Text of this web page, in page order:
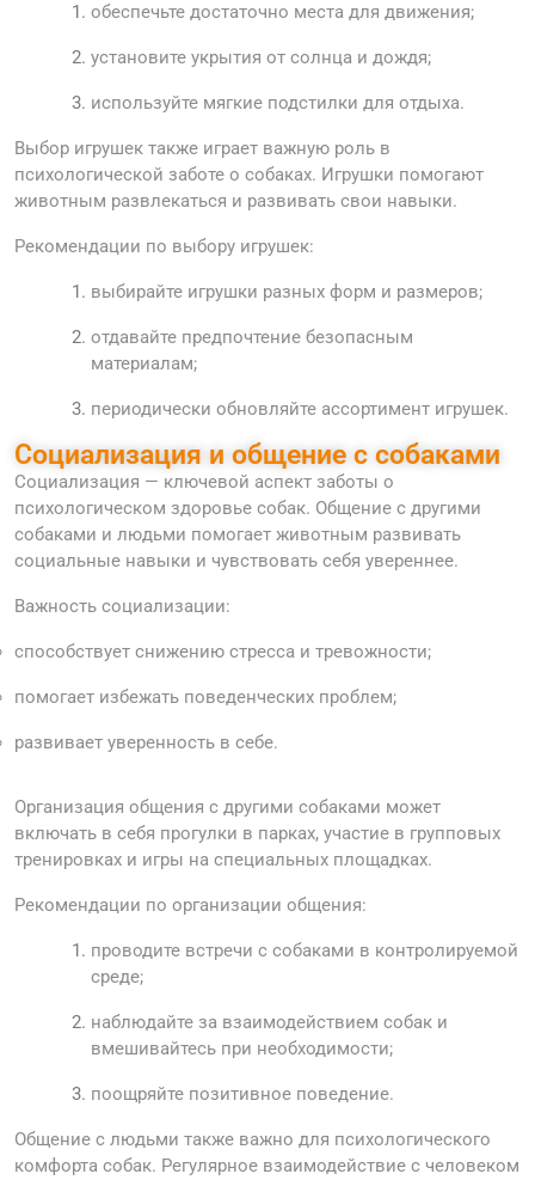
обеспечьте достаточно места для движения;
установите укрытия от солнца и дождя;
используйте мягкие подстилки для отдыха.
Выбор игрушек также играет важную роль в
психологической заботе о собаках. Игрушки помогают
животным развлекаться и развивать свои навыки.
Рекомендации по выбору игрушек:
выбирайте игрушки разных форм и размеров;
отдавайте предпочтение безопасным
материалам;
периодически обновляйте ассортимент игрушек.
Социализация и общение с собаками
Социализация — ключевой аспект заботы о
психологическом здоровье собак. Общение с другими
собаками и людьми помогает животным развивать
социальные навыки и чувствовать себя увереннее.
Важность социализации:
способствует снижению стресса и тревожности;
помогает избежать поведенческих проблем;
развивает уверенность в себе.
Организация общения с другими собаками может
включать в себя прогулки в парках, участие в групповых
тренировках и игры на специальных площадках.
Рекомендации по организации общения:
проводите встречи с собаками в контролируемой
среде;
наблюдайте за взаимодействием собак и
вмешивайтесь при необходимости;
поощряйте позитивное поведение.
Общение с людьми также важно для психологического
комфорта собак. Регулярное взаимодействие с человеком